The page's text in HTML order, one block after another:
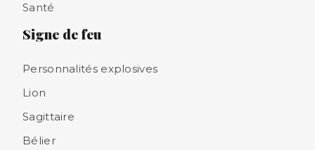
Santé
Signe de feu
Personnalités explosives
Lion
Sagittaire
Bélier